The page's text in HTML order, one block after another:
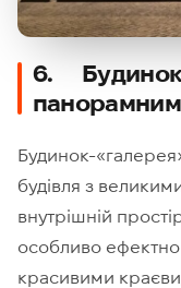
6.
Будинок-
будівля з
внутрішній
особливо ефектно
красивими